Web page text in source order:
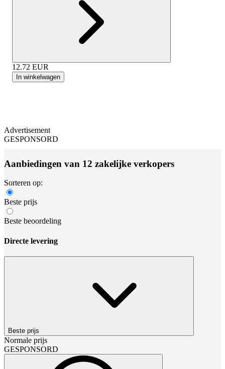
12.72 EUR
In winkelwagen
Advertisement
GESPONSORD
Aanbiedingen van 12 zakelijke verkopers
Sorteren op:
Beste prijs
Beste beoordeling
Directe levering
Beste prijs
Normale prijs
GESPONSORD